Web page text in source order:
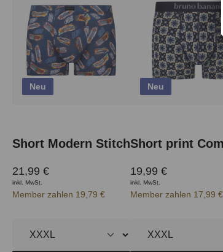
Neu
Short Modern Stitch
21,99 €
inkl. MwSt.
Member zahlen 19,79 €
Neu
Short print
19,99 €
inkl. MwSt.
Member zahlen 17,99 €